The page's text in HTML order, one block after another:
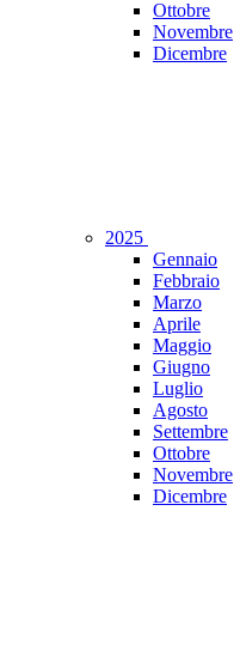
Ottobre
Novembre
Dicembre
2025
Gennaio
Febbraio
Marzo
Aprile
Maggio
Giugno
Luglio
Agosto
Settembre
Ottobre
Novembre
Dicembre